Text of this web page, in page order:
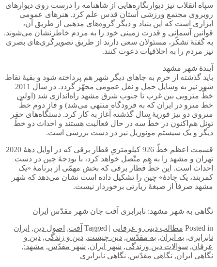
سپاه انقلاب نیز دیوارنگاره‌هایی از شاهنامه را درست روی دیوارهای
روبروی مجتمع ورزشی آستان قدس علم کرد. هنرهای عمومی
ابزاری است که این بنیاد و دیگر گروه‌های مذهبی از طریق آن،
قوانین آسمانی و قدرت زمینی خود را به مردم خاطرنشان می‌شوند.
به گفتۀ تشکّر، مسئولان سعی دارند از طریق تصویرگری‌های بصری
نیز مردم را به اخلاقیات دعوت کنند.
آیندۀ شهر مشهد
باید گذشته از حرم به جاهای دیگر شهر هم پرداخته شود و بقیۀ نقاط
شهر نیز به وسایل حمل و نقل عمومی مجهّز گردد. در سال 2011
خطّ مترویی بین غرب تا جنوب شرق مشهد راه‌اندازی شد (اولین
خط مترو در ایران که به فرودگاه منتهی می‌شد) و فاز دوم خطّ
متروی دو نیز فوریۀ سال گذشته آغاز به کار کرد. دستگاه‌های حفر
تونل هم‌اکنون در خطّ سه در حال فعالیت هستند و احداث دو خطّ
دیگر و یک سیستم مونوریل نیز در دست بررسی است.
قسمت اعظم خطّ 926 کیلومتریِ قطار برقی که در اوایل دهۀ 2020
تهران و مشهد را به هم متّصل خواهد کرد، با بودجۀ چین در دست
احداث است. این خطّ قطار برقی که بخش مهمّی از برنامۀ «یک
کمربند، یک جادۀ» چین را تشکیل داده است نشان می‌دهد که شهر
مشهد صرفاً از صبغۀ زیارتی برخوردار نیست.
نگاهی به شهر مشهد: نابرابری آفت جان شهر مقدّس ایران
Posted in مطالب دینی و عرفانی |
Tagged آفت, اصول دین, ایران
نابرابری, به ایران, به مقدّس, دین چیست, دین و زندگی, دین و
عرفان, سوالات دین وزندگی, شهر ایران, شهر مقدّس, مشهد:,
نگاهی ایران, نگاهی مقدّس, نگاهی نابرابری